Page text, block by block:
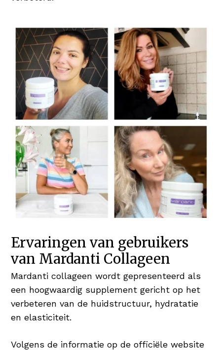
Ervaringen van gebruikers
van Mardanti Collageen
Mardanti collageen wordt gepresenteerd als
een hoogwaardig supplement gericht op het
verbeteren van de huidstructuur, hydratatie
en elasticiteit.
Volgens de informatie op de officiële website